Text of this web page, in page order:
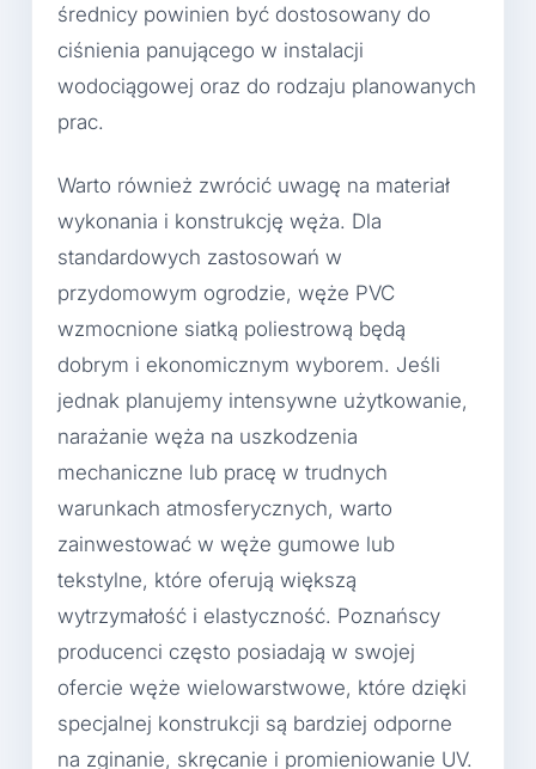
średnicy powinien być dostosowany do
ciśnienia panującego w instalacji
wodociągowej oraz do rodzaju planowanych
prac.
Warto również zwrócić uwagę na materiał
wykonania i konstrukcję węża. Dla
standardowych zastosowań w
przydomowym ogrodzie, węże PVC
wzmocnione siatką poliestrową będą
dobrym i ekonomicznym wyborem. Jeśli
jednak planujemy intensywne użytkowanie,
narażanie węża na uszkodzenia
mechaniczne lub pracę w trudnych
warunkach atmosferycznych, warto
zainwestować w węże gumowe lub
tekstylne, które oferują większą
wytrzymałość i elastyczność. Poznańscy
producenci często posiadają w swojej
ofercie węże wielowarstwowe, które dzięki
specjalnej konstrukcji są bardziej odporne
na zginanie, skręcanie i promieniowanie UV.